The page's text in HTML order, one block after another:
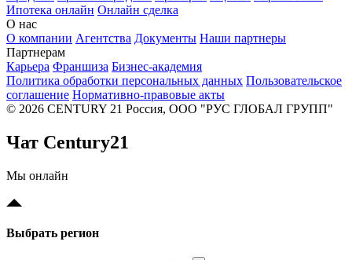
Ипотека онлайн Онлайн сделка
О нас
О компании Агентства Документы Наши партнеры
Партнерам
Карьера Франшиза Бизнес-академия
Политика обработки персональных данных Пользовательское
соглашение Нормативно-правовые акты
© 2026 CENTURY 21 Россия, ООО "РУС ГЛОБАЛ ГРУПП"
Чат Century21
Мы онлайн
Выбрать регион